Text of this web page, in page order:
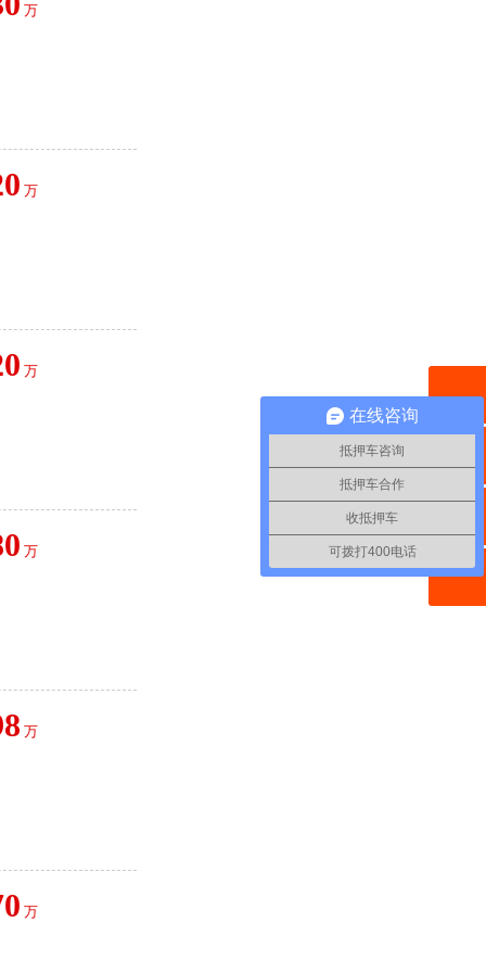
万
万
万
万
万
万
在线咨询
抵押车咨询
抵押车合作
收抵押车
可拨打400电话